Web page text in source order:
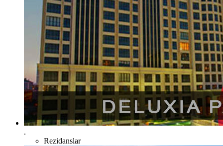
.
Rezidanslar